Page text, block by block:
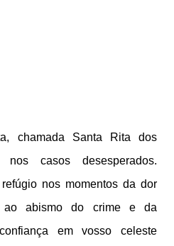
chamada Santa Rita dos
nos casos desesperados.
nos momentos da dor
ao abismo do crime e da
em vosso celeste